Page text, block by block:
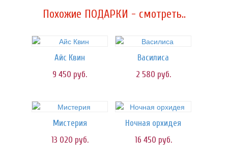
Похожие ПОДАРКИ - смотреть..
Айс Квин
9 450 руб.
Василиса
2 580 руб.
Мистерия
13 020 руб.
Ночная орхидея
16 450 руб.